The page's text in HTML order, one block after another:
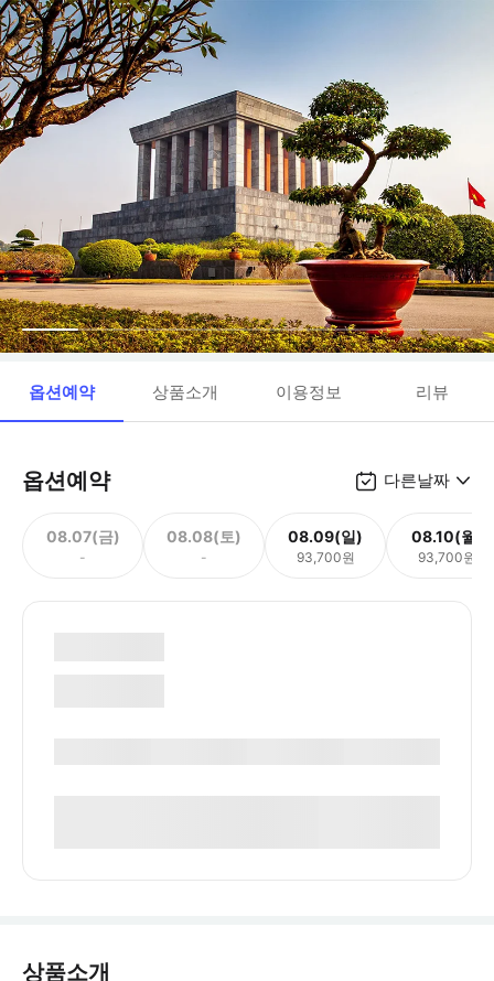
옵션예약 상품소개 이용정보 리뷰
옵션예약 다른날짜
08.07(금)
-
08.08(토)
-
08.09(일)
93,700원
08.10(월)
93,700원
상품소개